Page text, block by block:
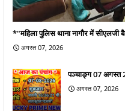
*"महिला पुलिस थाना नागौर में सीएलजी
अगस्त 07, 2026
पञ्चाङ्ग 07 अगस्त
अगस्त 07, 2026